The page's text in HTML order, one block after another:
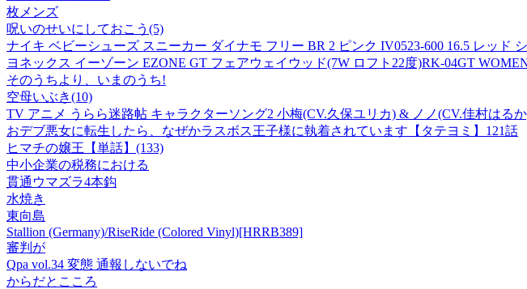
枚メンズ
呪いのせいにしておこう(5)
ナイキ ベビーシューズ スニーカー ダイナモ フリー BR 2 ピンク IV0523-600 16.5 レッド
ヨネックス イーゾーン EZONE GT フェアウェイウッド(7W ロフト22度)RK-04GT
そのうちより、いまのうち!
空母いぶき(10)
TV アニメ うらら迷路帖 キャラクターソング2 小梅(CV.久保ユリカ) & ノノ(CV.佳村はる
おデブ悪女に転生したら、なぜかラスボス王子様に執着されています【タテヨミ】121話
ヒマチの嬢王【単話】(133)
中小企業の税務における
貫通ウマズラ4本鈎
水焼き
東向島
Stallion (Germany)/RiseRide (Colored Vinyl)[HRRB389]
審判が
Qpa vol.34 変態 通報しないでね
からだとこころ